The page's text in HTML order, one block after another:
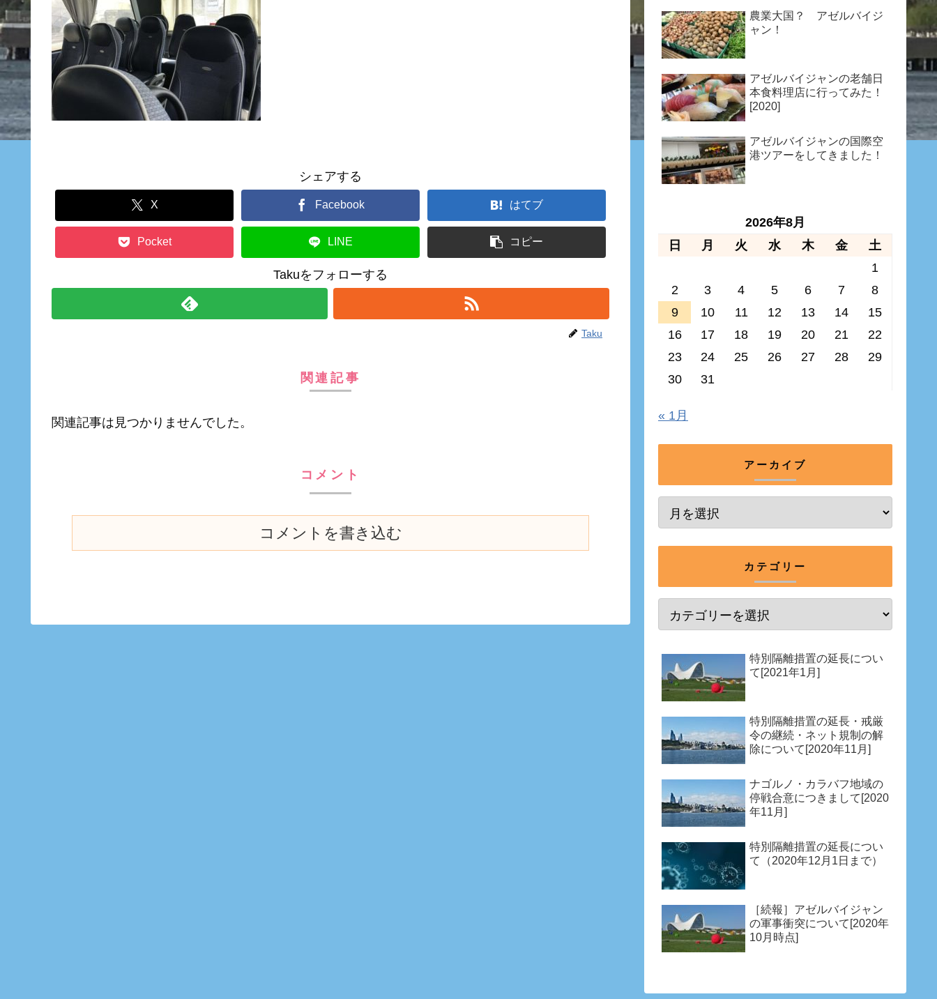
シェアする
X Facebook はてブ
Pocket LINE コピー
Takuをフォローする
Taku
関連記事
関連記事は見つかりませんでした。
コメント
コメントを書き込む
農業大国？ アゼルバイジ
ャン！
アゼルバイジャンの老舗日
本食料理店に行ってみた！
[2020]
アゼルバイジャンの国際空
港ツアーをしてきました！
2026年8月
日
月 火 水 木 金
土
1
2
3 4 5 6 7
8
9
10 11 12 13 14
15
16
17 18 19 20 21
22
23
24 25 26 27 28
29
30
31
« 1月
アーカイブ
カテゴリー
特別隔離措置の延長につい
て[2021年1月]
特別隔離措置の延長・戒厳
令の継続・ネット規制の解
除について[2020年11月]
ナゴルノ・カラバフ地域の
停戦合意につきまして[2020
年11月]
特別隔離措置の延長につい
て（2020年12月1日まで）
［続報］アゼルバイジャン
の軍事衝突について[2020年
10月時点]